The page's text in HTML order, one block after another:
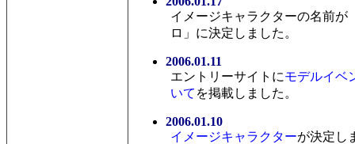
イメージキャラクターの名前が
ロ」に決定しました。
2006.01.11
エントリーサイトにモデルイベ
いて を掲載しました。
2006.01.10
イメージキャラクターが決定し